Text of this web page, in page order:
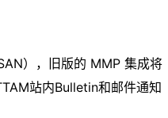
），旧版的 MMP 集成将
站内Bulletin和邮件通知